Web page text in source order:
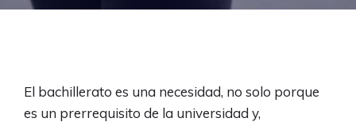
El bachillerato es una necesidad, no solo porque
es un prerrequisito de la universidad y,